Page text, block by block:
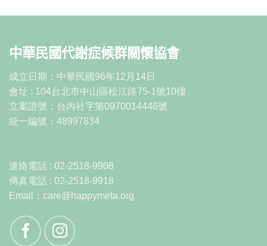
中華民國代謝症候群關懷協會
成立日期：中華民國96年12月14日
會址 : 104台北市中山區松江路75-1號10樓
立案證號：台內社字第0970014446號
統一編號：48997834
連絡電話 : 02-2518-9908
傳真電話 : 02-2518-9918
Email：care@happymeta.org